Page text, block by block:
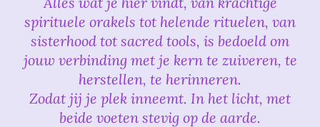
spirituele orakels tot helende rituelen, van
sisterhood tot sacred tools, is bedoeld om
jouw verbinding met je kern te zuiveren, te
herstellen, te herinneren.
Zodat jij je plek inneemt. In het licht, met
beide voeten stevig op de aarde.